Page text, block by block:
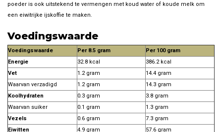
poeder is ook uitstekend te vermengen met koud water of koude melk om
een eiwitrijke ijskoffie te maken.
Voedingswaarde
Voedingswaarde Per 8.5 gram
Per 100 gram
Energie
32.8 kcal
386.2 kcal
Vet
1.2 gram
14.4 gram
Waarvan verzadigd
1.2 gram
14.3 gram
Koolhydraten
0.3 gram
3.8 gram
Waarvan suiker
0.1 gram
1.3 gram
Vezels
0.6 gram
7.3 gram
Eiwitten
4.9 gram
57.6 gram